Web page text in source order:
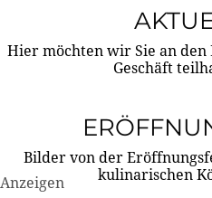
Hier möchten wir Sie an
Geschäft
Bilder von der
kulinarischen
Anzeigen